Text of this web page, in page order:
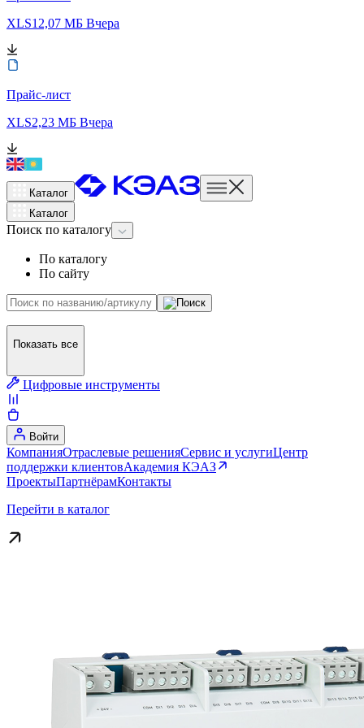
XLS12,07 МБ Вчера
Прайс-лист
XLS2,23 МБ Вчера
Каталог
Каталог
Поиск по каталогу
По каталогу
По сайту
Показать все
Цифровые инструменты
Войти
КомпанияОтраслевые решенияСервис и услугиЦентр
поддержки клиентовАкадемия КЭАЗ
ПроектыПартнёрамКонтакты
Перейти в каталог